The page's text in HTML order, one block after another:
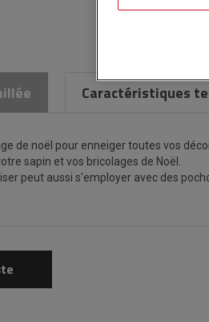
de noël pour enneiger toutes vos
sapin et vos bricolages de Noël.
peut aussi s'employer avec des
Caractéristiques